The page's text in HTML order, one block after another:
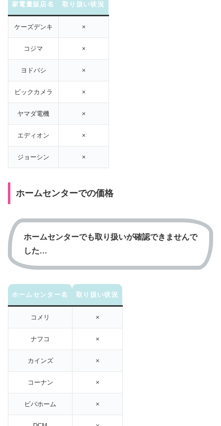
家電量販店名 取り扱い状況
ケーズデンキ ×
コジマ ×
ヨドバシ ×
ビックカメラ ×
ヤマダ電機 ×
エディオン ×
ジョーシン ×
ホームセンターでの価格
ホームセンターでも取り扱いが確認できませんで
した…
ホームセンター名 取り扱い状況
コメリ ×
ナフコ ×
カインズ ×
コーナン ×
ビバホーム ×